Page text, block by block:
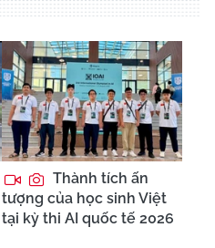
Thành tích ấn
tượng của học sinh Việt
tại kỳ thi AI quốc tế 2026